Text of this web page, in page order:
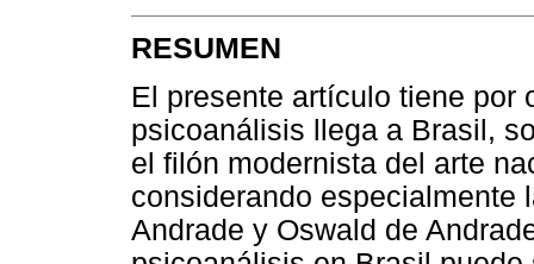
RESUMEN
El presente artículo tiene por
psicoanálisis llega a Brasil,
el filón modernista del arte
considerando especialmente
Andrade y Oswald de